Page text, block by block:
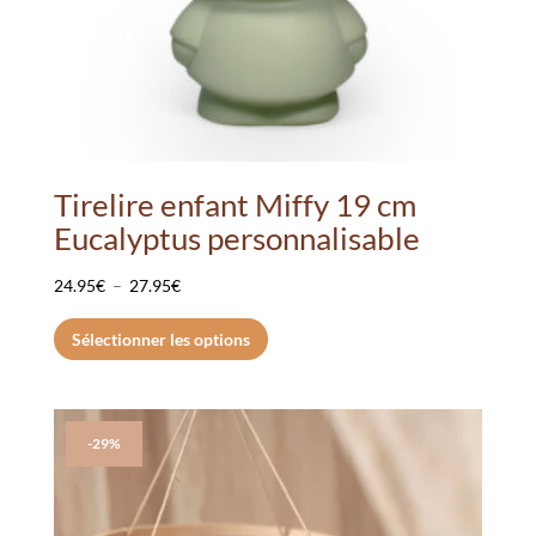
Tirelire enfant Miffy 19 cm
Eucalyptus personnalisable
24.95€ – 27.95€Plage
de
prix :
à
27.95€
Sélectionner les options
produit
plusieurs
variations.
Les
options
-29%